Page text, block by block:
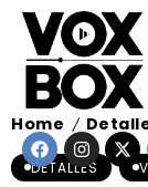
Home /
DETALLES